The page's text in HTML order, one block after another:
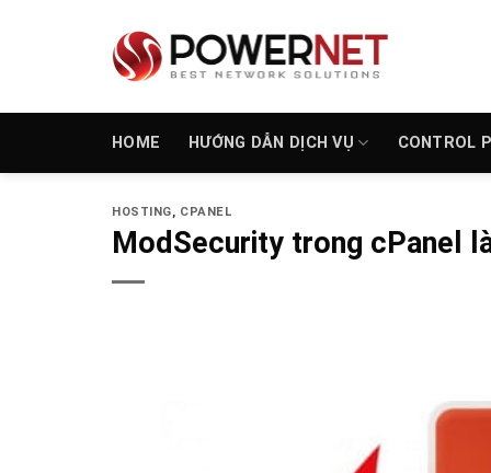
HOME HƯỚNG DẪN DỊCH VỤ CONTROL
HOSTING, CPANEL
ModSecurity trong cPanel